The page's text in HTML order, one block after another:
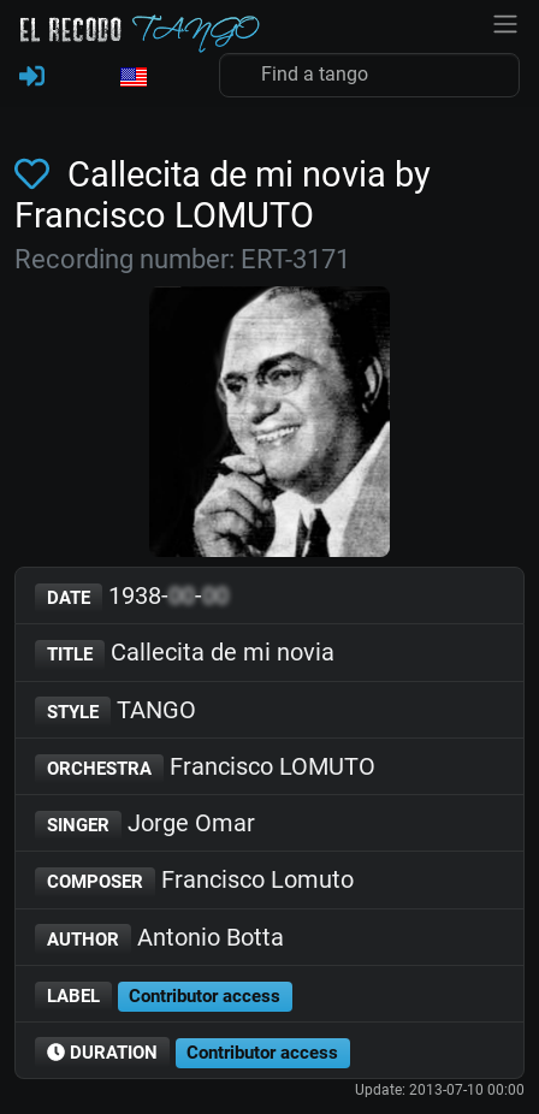
Callecita de mi novia by
Francisco LOMUTO
Recording number: ERT-3171
DATE 1938-00-00
TITLE Callecita de mi novia
STYLE TANGO
ORCHESTRA Francisco LOMUTO
SINGER Jorge Omar
COMPOSER Francisco Lomuto
AUTHOR Antonio Botta
LABEL Contributor access
DURATION Contributor access
Update: 2013-07-10 00:00